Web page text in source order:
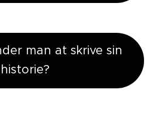
man at skrive sin